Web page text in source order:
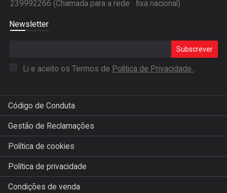
239992266 (Chamada para a rede fixa nacional)
Newsletter
Subscrever
Li e aceito os Termos de Politica de Privacidade .
Código de Conduta
Gestão de Reclamações
Política de cookies
Política de privacidade
Condições de venda